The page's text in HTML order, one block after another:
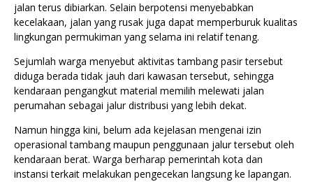
jalan terus dibiarkan. Selain berpotensi menyebabkan
kecelakaan, jalan yang rusak juga dapat memperburuk kualitas
lingkungan permukiman yang selama ini relatif tenang.
Sejumlah warga menyebut aktivitas tambang pasir tersebut
diduga berada tidak jauh dari kawasan tersebut, sehingga
kendaraan pengangkut material memilih melewati jalan
perumahan sebagai jalur distribusi yang lebih dekat.
Namun hingga kini, belum ada kejelasan mengenai izin
operasional tambang maupun penggunaan jalur tersebut oleh
kendaraan berat. Warga berharap pemerintah kota dan
instansi terkait melakukan pengecekan langsung ke lapangan.